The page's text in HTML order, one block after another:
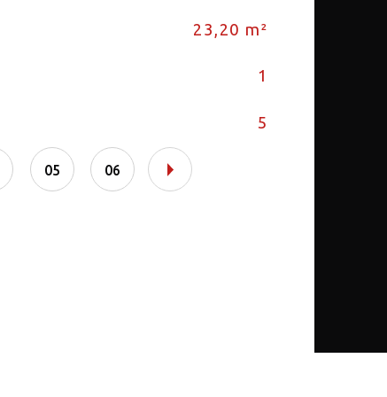
23,20 m²
1
5
05 06